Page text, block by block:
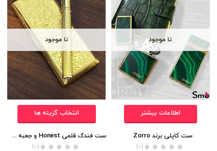
نا موجود
اطلاعات بیشتر
ست کاپلی برند Zorro
(0)
نا موجود
انتخاب گزینه ها
ست فندک قلمی Honest و جعبه سیگار Team-Pistol
(0)